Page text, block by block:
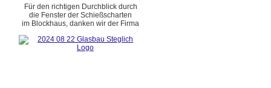
Für den richtigen Durchblick durch
die Fenster der Schießscharten
im Blockhaus, danken wir der Firma